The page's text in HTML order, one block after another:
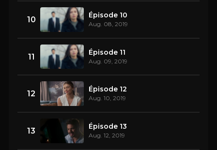
10 Épisode 10
Aug. 08, 2019
11 Épisode 11
Aug. 09, 2019
12 Épisode 12
Aug. 10, 2019
13 Épisode 13
Aug. 12, 2019